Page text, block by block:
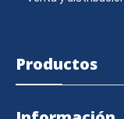
Productos